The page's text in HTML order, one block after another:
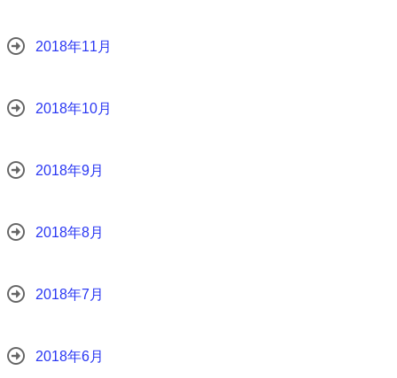
2018年11月
2018年10月
2018年9月
2018年8月
2018年7月
2018年6月